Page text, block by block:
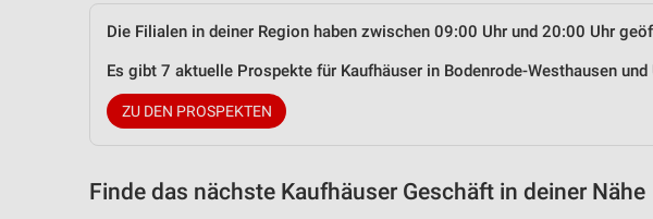
Die Filialen in deiner Region haben zwischen 09:00 Uhr und 20:00 Uhr
Es gibt 7 aktuelle Prospekte für Kaufhäuser in Bodenrode-Westhausen und
ZU DEN PROSPEKTEN
Finde das nächste Kaufhäuser Geschäft in deiner Nähe